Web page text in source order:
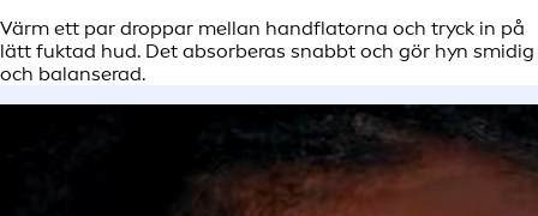
Värm ett par droppar mellan handflatorna och tryck in på
lätt fuktad hud. Det absorberas snabbt och gör hyn smidig
och balanserad.